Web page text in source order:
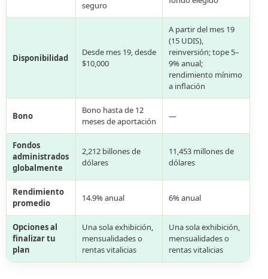
seguro
Disponibilidad
Desde mes 19, desde
$10,000
A partir del mes 19
(15 UDIS),
reinversión; tope 5–
9% anual;
rendimiento mínimo
a inflación
Bono
Bono hasta de 12
meses de aportación
—
Fondos
administrados
globalmente
2,212 billones de
dólares
11,453 millones de
dólares
Rendimiento
promedio
14.9% anual 6% anual
Opciones al
finalizar tu
plan
Una sola exhibición,
mensualidades o
rentas vitalicias
Una sola exhibición,
mensualidades o
rentas vitalicias